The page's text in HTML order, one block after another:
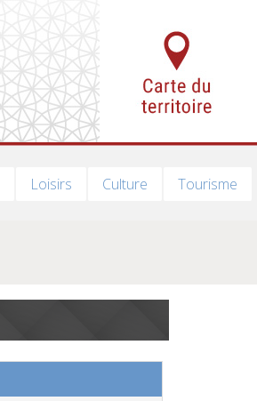
Loisirs Culture
Tourisme